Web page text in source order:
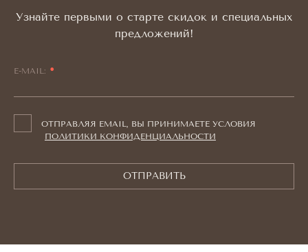
Узнайте первыми о старте скидок и специальных
предложений!
E-MAIL:
ОТПРАВЛЯЯ EMAIL, ВЫ ПРИНИМАЕТЕ УСЛОВИЯ
ПОЛИТИКИ КОНФИДЕНЦИАЛЬНОСТИ
ОТПРАВИТЬ